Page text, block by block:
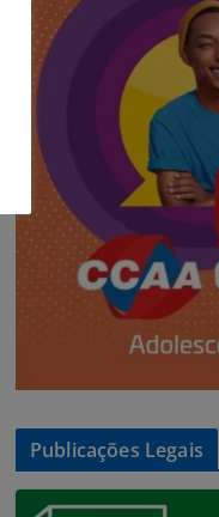
Publicações Legais